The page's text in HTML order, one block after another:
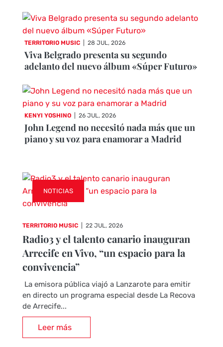
TERRITORIO MUSIC 28 JUL, 2026
Viva Belgrado presenta su segundo
adelanto del nuevo álbum «Súper Futuro»
KENYI YOSHINO 26 JUL, 2026
John Legend no necesitó nada más que un
piano y su voz para enamorar a Madrid
NOTICIAS
TERRITORIO MUSIC 22 JUL, 2026
Radio3 y el talento canario inauguran
Arrecife en Vivo, “un espacio para la
convivencia”
La emisora pública viajó a Lanzarote para emitir
en directo un programa especial desde La Recova
de Arrecife...
Leer más